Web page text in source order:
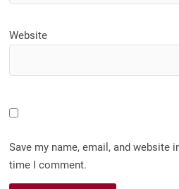
Website
Save my name, email, and website
time I comment.